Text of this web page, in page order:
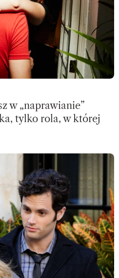
w „naprawianie”
tylko rola, w której